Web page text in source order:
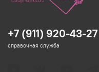
+7 (911) 920-43-27
справочная служба